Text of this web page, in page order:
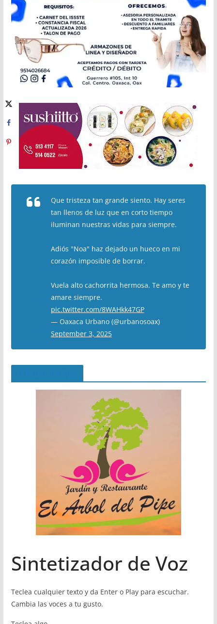
Que tristeza tan grande siento. Hay seres
tan llenos de luz que en corto tiempo
iluminan nuestras vidas para siempre.
Adiós "Noa" haz dejado un hueco en mi
corazón imposible de borrar.
Vuela alto cachorrita hermosa. Te amo y te
amare siempre.
pic.twitter.com/8WAHkk47GP
— Oaxaca Urbano (@urbanosoax)
September 3, 2025
Sintetizador de Voz
Teclea cualquier texto y da Enter o Play para escuchar.
Cambia las voces a tu gusto.